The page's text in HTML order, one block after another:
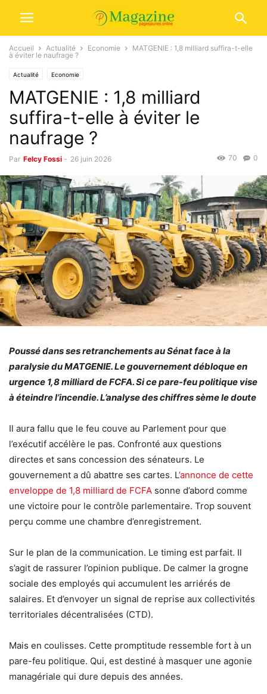
Accueil Actualité Economie
MATGENIE : 1,8 milliard suffira-t-elle
à éviter le naufrage ?
Actualité Economie
MATGENIE : 1,8 milliard
suffira-t-elle à éviter le
naufrage ?
Par Felcy Fossi - 26 juin 2026 0
70
Poussé dans ses retranchements au Sénat face à la
paralysie du MATGENIE. Le gouvernement débloque en
urgence 1,8 milliard de FCFA. Si ce pare-feu politique vise
à éteindre l’incendie. L’analyse des chiffres sème le doute
Il aura fallu que le feu couve au Parlement pour que
l’exécutif accélère le pas. Confronté aux questions
directes et sans concession des sénateurs. Le
gouvernement a dû abattre ses cartes. L’annonce de cette
enveloppe de 1,8 milliard de FCFA sonne d’abord comme
une victoire pour le contrôle parlementaire. Trop souvent
perçu comme une chambre d’enregistrement.
Sur le plan de la communication. Le timing est parfait. Il
s’agit de rassurer l’opinion publique. De calmer la grogne
sociale des employés qui accumulent les arriérés de
salaires. Et d’envoyer un signal de reprise aux collectivités
territoriales décentralisées (CTD).
Mais en coulisses. Cette promptitude ressemble fort à un
pare-feu politique. Qui, est destiné à masquer une agonie
managériale qui dure depuis des années.